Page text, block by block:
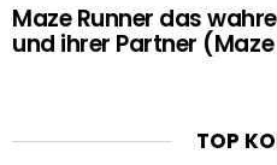
Maze Runner das
und ihrer Partner (Maze
TOP